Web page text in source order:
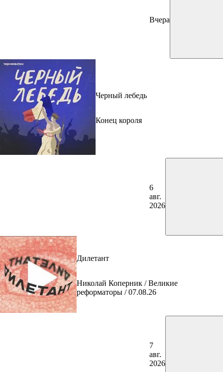
Вчера
Черный лебедь
Конец короля
6
авг.
2026
Дилетант
Николай Коперник / Великие
реформаторы / 07.08.26
7
авг.
2026